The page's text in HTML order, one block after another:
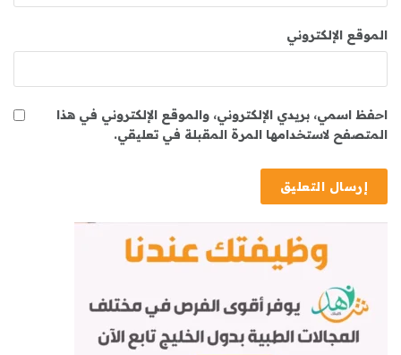
الموقع الإلكتروني
احفظ اسمي، بريدي الإلكتروني، والموقع الإلكتروني في هذا
المتصفح لاستخدامها المرة المقبلة في تعليقي.